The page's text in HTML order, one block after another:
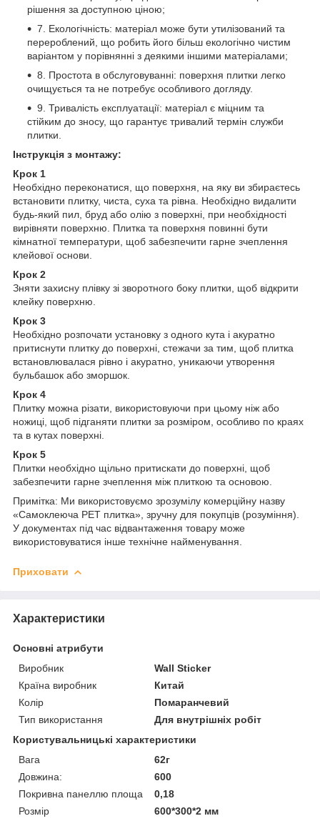
рішення за доступною ціною;
7. Екологічність: матеріал може бути утилізований та
перероблений, що робить його більш екологічно чистим
варіантом у порівнянні з деякими іншими матеріалами;
8. Простота в обслуговуванні: поверхня плитки легко
очищується та не потребує особливого догляду.
9. Тривалість експлуатації: матеріал є міцним та
стійким до зносу, що гарантує тривалий термін служби
плитки.
Інструкція з монтажу:
Крок 1
Необхідно переконатися, що поверхня, на яку ви збираєтесь
встановити плитку, чиста, суха та рівна. Необхідно видалити
будь-який пил, бруд або олію з поверхні, при необхідності
вирівняти поверхню. Плитка та поверхня повинні бути
кімнатної температури, щоб забезпечити гарне зчеплення
клейової основи.
Крок 2
Зняти захисну плівку зі зворотного боку плитки, щоб відкрити
клейку поверхню.
Крок 3
Необхідно розпочати установку з одного кута і акуратно
притиснути плитку до поверхні, стежачи за тим, щоб плитка
встановлювалася рівно і акуратно, уникаючи утворення
бульбашок або зморшок.
Крок 4
Плитку можна різати, використовуючи при цьому ніж або
ножиці, щоб підганяти плитки за розміром, особливо по краях
та в кутах поверхні.
Крок 5
Плитки необхідно щільно притискати до поверхні, щоб
забезпечити гарне зчеплення між плиткою та основою.
Примітка: Ми використовуємо зрозумілу комерційну назву
«Самоклеюча PET плитка», зручну для покупців (розуміння).
У документах під час відвантаження товару може
використовуватися інше технічне найменування.
Приховати
Характеристики
Основні атрибути
Виробник
Wall Sticker
Країна виробник
Китай
Колір
Помаранчевий
Тип використання
Для внутрішніх робіт
Користувальницькі характеристики
Вага
62г
Довжина:
600
Покривна панеллю площа
0,18
Розмір
600*300*2 мм